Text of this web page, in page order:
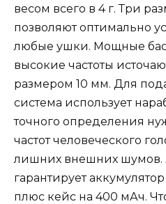
весом всего в 4 г. Три
позволяют оптимально
любые ушки. Мощные
высокие частоты
размером 10 мм. Для
система использует
точного определения
частот человеческого
лишних внешних шумов.
гарантирует
плюс кейс на 400 мАч.